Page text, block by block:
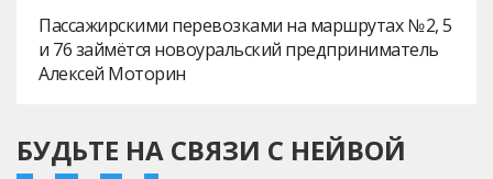
Пассажирскими перевозками на маршрутах № 2, 5
и 76 займётся новоуральский предприниматель
Алексей Моторин
БУДЬТЕ НА СВЯЗИ С НЕЙВОЙ